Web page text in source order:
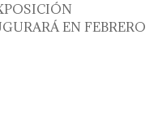
EN FEBRERO
en ceràmica